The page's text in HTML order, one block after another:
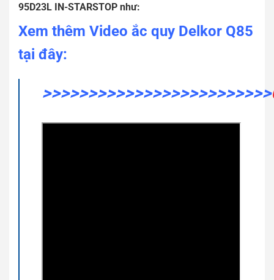
95D23L IN-STARSTOP như:
Xem thêm Video ắc quy Delkor Q85
tại đây:
>>>>>>>>>>>>>>>>>>>>>>>>>